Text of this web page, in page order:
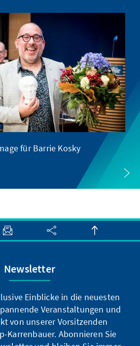
für Barrie Kosky
Newsletter
Einblicke in die neuesten
Veranstaltungen und
von unserer Vorsitzenden
Karrenbauer. Abonnieren Sie